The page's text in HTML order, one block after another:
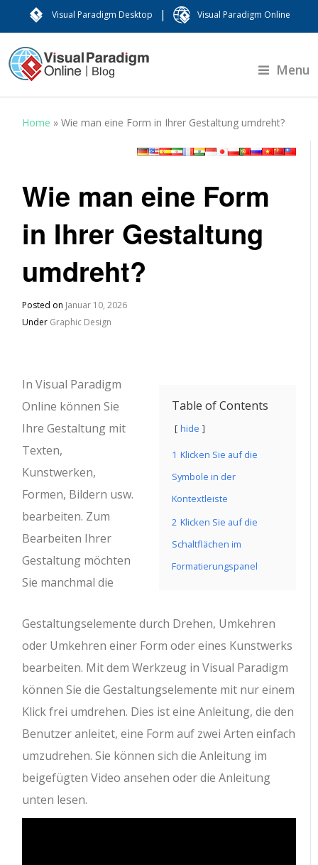
Visual Paradigm Desktop | Visual Paradigm Online
Menu
Home »Wie man eine Form in Ihrer Gestaltung umdreht?
Wie man eine Form
in Ihrer Gestaltung
umdreht?
Posted on Januar 10, 2026
Under Graphic Design
Table of Contents
hide
1 Klicken Sie auf die
Symbole in der
Kontextleiste
2 Klicken Sie auf die
Schaltflächen im
Formatierungspanel
In Visual Paradigm
Online können Sie
Ihre Gestaltung mit
Texten,
Kunstwerken,
Formen, Bildern usw.
bearbeiten. Zum
Bearbeiten Ihrer
Gestaltung möchten
Sie manchmal die
Gestaltungselemente durch Drehen, Umkehren
oder Umkehren einer Form oder eines Kunstwerks
bearbeiten. Mit dem Werkzeug in Visual Paradigm
können Sie die Gestaltungselemente mit nur einem
Klick frei umdrehen. Dies ist eine Anleitung, die den
Benutzer anleitet, eine Form auf zwei Arten einfach
umzudrehen. Sie können sich die Anleitung im
beigefügten Video ansehen oder die Anleitung
unten lesen.